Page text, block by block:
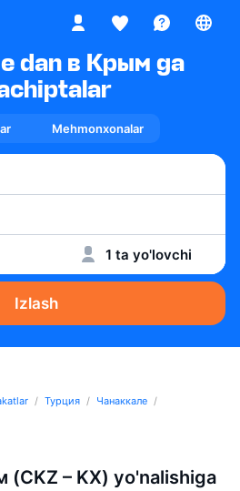
dan в Крым ga
Mehmonxonalar
1 ta yo'lovchi
Izlash
Турция
Чанаккале
(CKZ – KX) yo'nalishiga